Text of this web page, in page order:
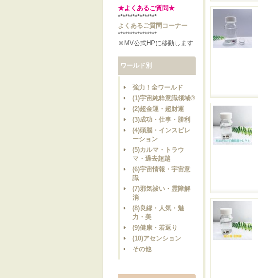
★よくあるご質問★
****************
よくあるご質問コーナー
****************
※MV公式HPに移動します
ワールド別
強力！全ワールド
(1)宇宙純粋意識領域®
(2)超金運・超財運
(3)成功・仕事・勝利
(4)頭脳・インスピレ
ーション
(5)カルマ・トラウ
マ・過去超越
(6)宇宙情報・宇宙意
識
(7)邪気祓い・霊障解
消
(8)良縁・人気・魅
力・美
(9)健康・若返り
(10)アセンション
その他